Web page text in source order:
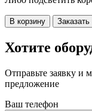
В корзину Заказать
Хотите
Отправьте заявку и
предложение
Ваш телефон